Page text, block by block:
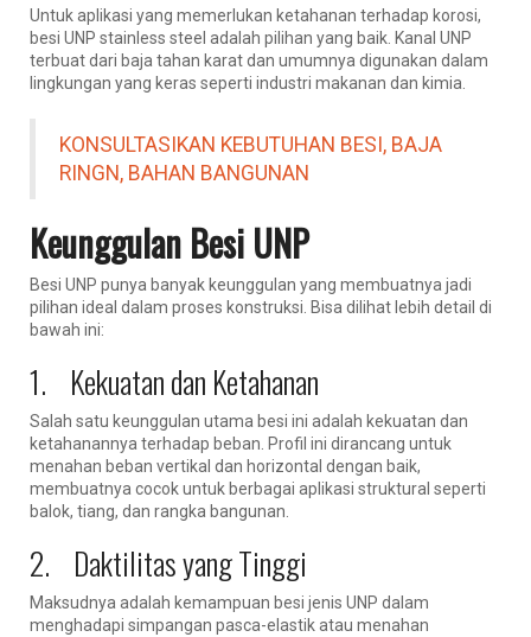
Untuk aplikasi yang memerlukan ketahanan terhadap korosi,
besi UNP stainless steel adalah pilihan yang baik. Kanal UNP
terbuat dari baja tahan karat dan umumnya digunakan dalam
lingkungan yang keras seperti industri makanan dan kimia.
KONSULTASIKAN KEBUTUHAN BESI, BAJA
RINGN, BAHAN BANGUNAN
Keunggulan Besi UNP
Besi UNP punya banyak keunggulan yang membuatnya jadi
pilihan ideal dalam proses konstruksi. Bisa dilihat lebih detail di
bawah ini:
1. Kekuatan dan Ketahanan
Salah satu keunggulan utama besi ini adalah kekuatan dan
ketahanannya terhadap beban. Profil ini dirancang untuk
menahan beban vertikal dan horizontal dengan baik,
membuatnya cocok untuk berbagai aplikasi struktural seperti
balok, tiang, dan rangka bangunan.
2. Daktilitas yang Tinggi
Maksudnya adalah kemampuan besi jenis UNP dalam
menghadapi simpangan pasca-elastik atau menahan